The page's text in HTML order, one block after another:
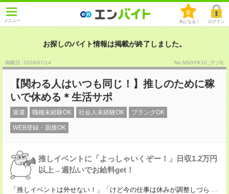
メニュー
0
気になる！ ログイン
お探しのバイト情報は掲載が終了しました。
掲載日 :2026/07/14 No.NSGYK10_デジE
【関わる人はいつも同じ！】推しのために稼
いで休める＊生活サポ
派遣 職種未経験OK 社会人未経験OK ブランクOK
WEB登録・面接OK
推しイベントに「よっしゃいくぞー！」日収1.2万円
以上→週払いでお給料get！
「推しイベントは外せない！」「けど今の仕事は休みが調整しづら ...